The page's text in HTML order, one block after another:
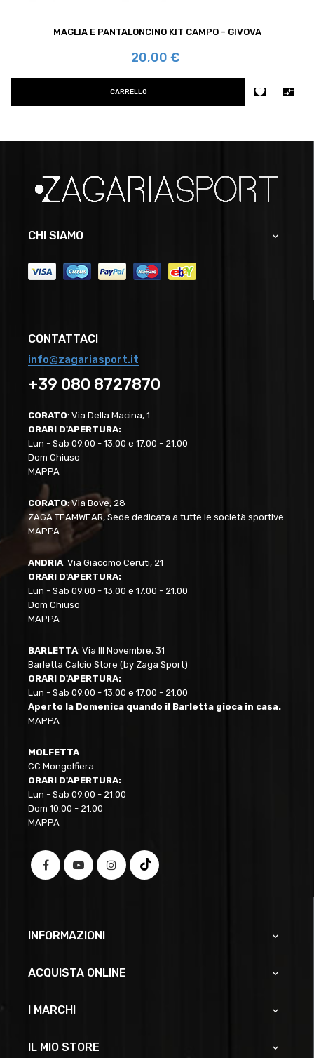
MAGLIA E PANTALONCINO KIT CAMPO - GIVOVA
Prezzo
20,00 €
CARRELLO  
CHI SIAMO 
CONTATTACI
info@zagariasport.it
+39 080 8727870
CORATO: Via Della Macina, 1
ORARI D'APERTURA:
Lun - Sab 09.00 - 13.00 e 17.00 - 21.00
Dom Chiuso
MAPPA
CORATO: Via Bove, 28
ZAGA TEAMWEAR, Sede dedicata a tutte le società sportive
MAPPA
ANDRIA: Via Giacomo Ceruti, 21
ORARI D'APERTURA:
Lun - Sab 09.00 - 13.00 e 17.00 - 21.00
Dom Chiuso
MAPPA
BARLETTA: Via III Novembre, 31
Barletta Calcio Store (by Zaga Sport)
ORARI D'APERTURA:
Lun - Sab 09.00 - 13.00 e 17.00 - 21.00
Aperto la Domenica quando il Barletta gioca in casa.
MAPPA
MOLFETTA
CC Mongolfiera
ORARI D'APERTURA:
Lun - Sab 09.00 - 21.00
Dom 10.00 - 21.00
MAPPA
INFORMAZIONI 
ACQUISTA ONLINE 
I MARCHI 
IL MIO STORE 